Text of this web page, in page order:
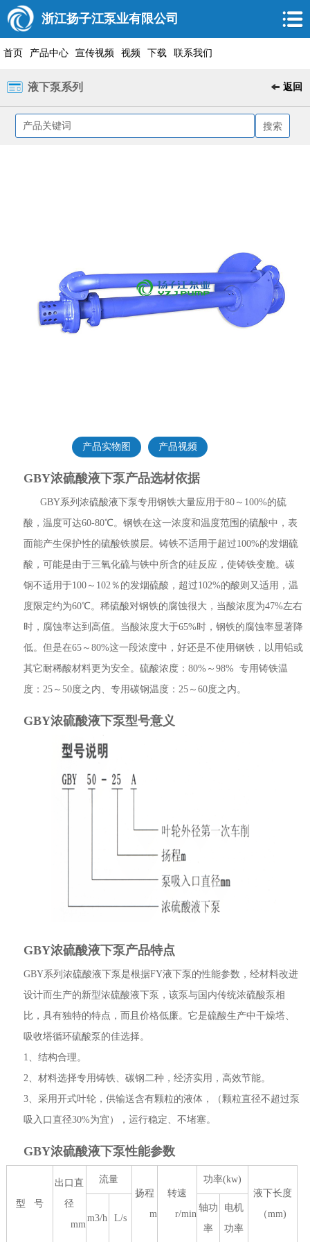
浙江扬子江泵业有限公司
首页 产品中心 宣传视频 视频 下载 联系我们
液下泵系列 返回
产品实物图 产品视频
GBY浓硫酸液下泵产品选材依据
GBY系列浓硫酸液下泵专用钢铁大量应用于80～100%的硫
酸，温度可达60-80℃。钢铁在这一浓度和温度范围的硫酸中，表
面能产生保护性的硫酸铁膜层。铸铁不适用于超过100%的发烟硫
酸，可能是由于三氧化硫与铁中所含的硅反应，使铸铁变脆。碳
钢不适用于100～102％的发烟硫酸，超过102%的酸则又适用，温
度限定约为60℃。稀硫酸对钢铁的腐蚀很大，当酸浓度为47%左右
时，腐蚀率达到高值。当酸浓度大于65%时，钢铁的腐蚀率显著降
低。但是在65～80%这一段浓度中，好还是不使用钢铁，以用铅或
其它耐稀酸材料更为安全。 硫酸浓度：80%～98% 专用铸铁温
度：25～50度之内、专用碳钢温度：25～60度之内。
GBY浓硫酸液下泵型号意义
GBY浓硫酸液下泵产品特点
GBY系列浓硫酸液下泵是根据FY液下泵的性能参数，经材料改进
设计而生产的新型浓硫酸液下泵，该泵与国内传统浓硫酸泵相
比，具有独特的特点，而且价格低廉。它是硫酸生产中干燥塔、
吸收塔循环硫酸泵的佳选择。
1、结构合理。
2、材料选择专用铸铁、碳钢二种，经济实用，高效节能。
3、采用开式叶轮，供输送含有颗粒的液体，（颗粒直径不超过泵
吸入口直径30%为宜），运行稳定、不堵塞。
GBY浓硫酸液下泵性能参数
型 号
出口直
径
mm
流量
扬程
m
转速
r/min
功率(kw)
液下长度
（mm)
m3/h L/s
轴功
率
电机
功率